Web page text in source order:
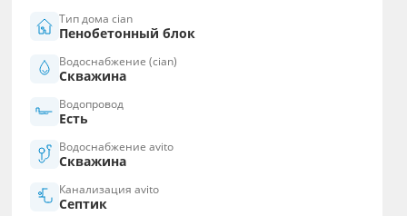
Тип дома cian
Пенобетонный блок
Водоснабжение (cian)
Скважина
Водопровод
Есть
Водоснабжение avito
Скважина
Канализация avito
Септик